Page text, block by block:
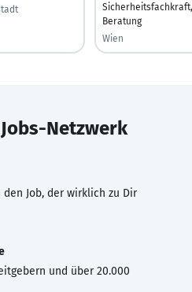
Sicherheitsfachkraft,
Beratung
Wien
Jobs-Netzwerk
Job, der wirklich zu Dir
und über 20.000